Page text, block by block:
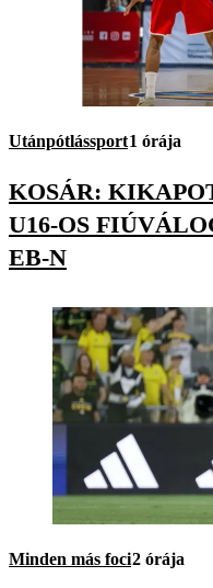
Utánpótlássport1 órája
KOSÁR:
U16-OS
EB-N
Minden más foci2 órája